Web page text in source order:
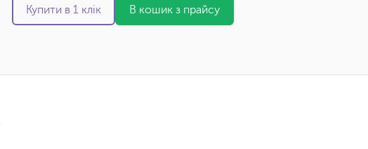
Купити в 1 клік В кошик з прайсу